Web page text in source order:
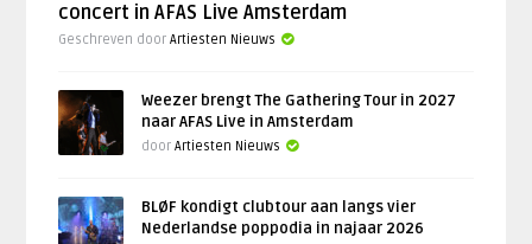
concert in AFAS Live Amsterdam
Geschreven doorArtiesten Nieuws
Weezer brengt The Gathering Tour in 2027
naar AFAS Live in Amsterdam
doorArtiesten Nieuws
BLØF kondigt clubtour aan langs vier
Nederlandse poppodia in najaar 2026